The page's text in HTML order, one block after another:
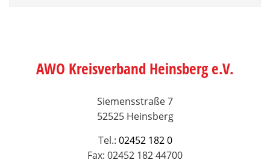
AWO Kreisverband Heinsberg e.V.
Siemensstraße 7
52525 Heinsberg
Tel.: 02452 182 0
Fax: 02452 182 44700